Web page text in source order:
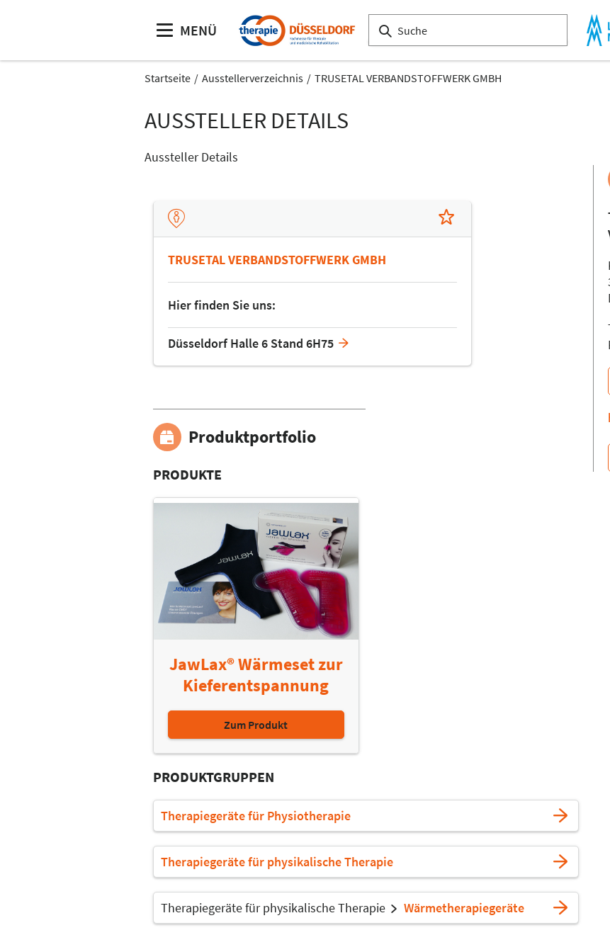
MENÜ
Startseite Ausstellerverzeichnis TRUSETAL VERBANDSTOFFWERK GMBH
AUSSTELLER DETAILS
Aussteller Details
TRUSETAL VERBANDSTOFFWERK GMBH
Hier finden Sie uns:
Düsseldorf Halle 6 Stand 6H75
Produktportfolio
PRODUKTE
JawLax® Wärmeset zur
Kieferentspannung
Zum Produkt
PRODUKTGRUPPEN
Therapiegeräte für Physiotherapie
Therapiegeräte für physikalische Therapie
Therapiegeräte für physikalische Therapie Wärmetherapiegeräte